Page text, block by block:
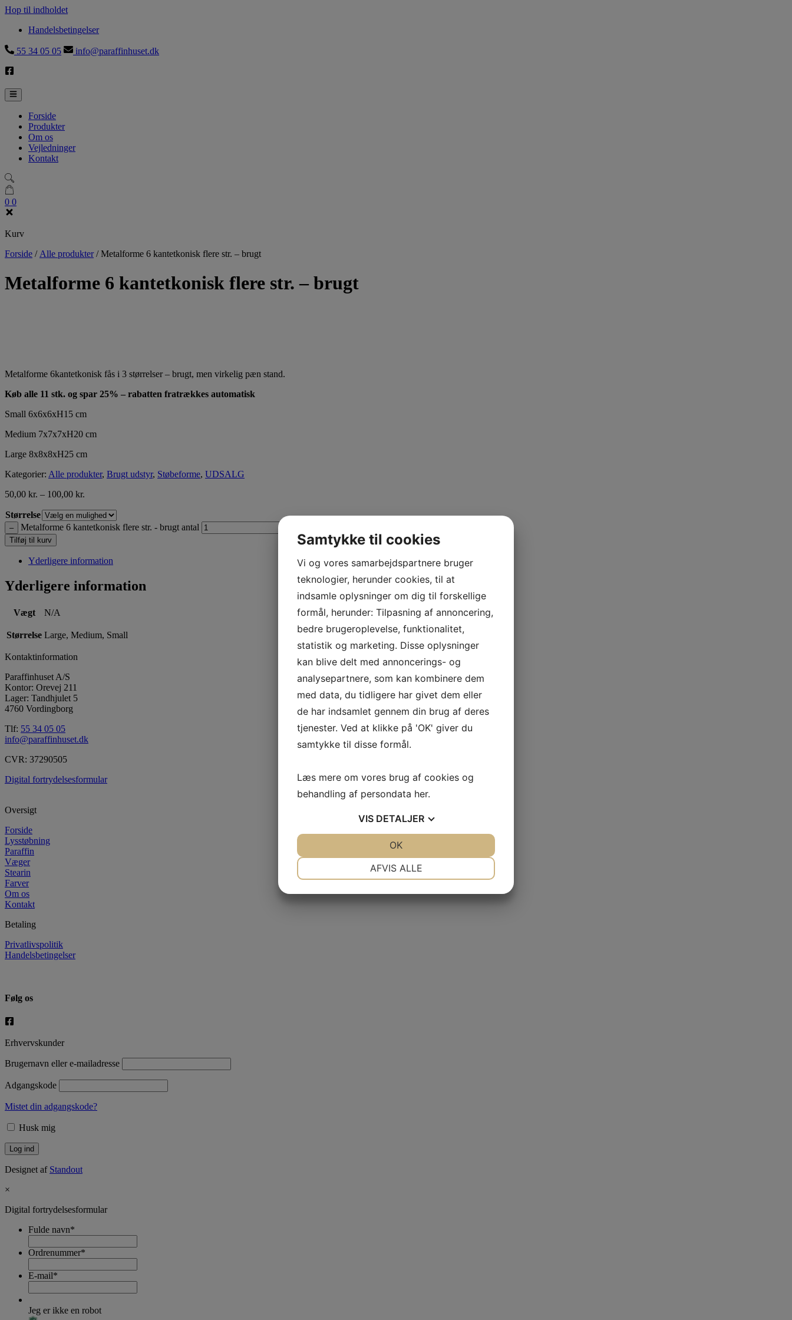
Hop til indholdet
Handelsbetingelser
55 34 05 05 info@paraffinhuset.dk
Forside
Produkter
Om os
Vejledninger
Kontakt
0 0
Kurv
Forside / Alle produkter/Metalforme 6 kantetkonisk flere str. – brugt
Metalforme 6 kantetkonisk flere str. – brugt
Metalforme 6kantetkonisk fås i 3 størrelser – brugt, men virkelig pæn stand.
Køb alle 11 stk. og spar 25% – rabatten fratrækkes automatisk
Small 6x6x6xH15 cm
Medium 7x7x7xH20 cm
Large 8x8x8xH25 cm
Kategorier: Alle produkter, Brugt udstyr, Støbeforme, UDSALG
50,00 kr. – 100,00 kr.
Størrelse
– Metalforme 6 kantetkonisk flere str. - brugt antal
Tilføj til kurv
Yderligere information
Yderligere information
Vægt N/A
Størrelse Large, Medium, Small
Kontaktinformation
Paraffinhuset A/S
Kontor: Orevej 211
Lager: Tandhjulet 5
4760 Vordingborg
Tlf: 55 34 05 05
info@paraffinhuset.dk
CVR: 37290505
Digital fortrydelsesformular
Oversigt
Forside
Lysstøbning
Paraffin
Væger
Stearin
Farver
Om os
Kontakt
Betaling
Privatlivspolitik
Handelsbetingelser
Følg os
Erhvervskunder
Brugernavn eller e-mailadresse
Adgangskode
Mistet din adgangskode?
Husk mig
Designet af Standout
×
Digital fortrydelsesformular
Fulde navn*
Ordrenummer*
E-mail*
Jeg er ikke en robot
Samtykke til cookies
Vi og vores samarbejdspartnere bruger
teknologier, herunder cookies, til at
indsamle oplysninger om dig til forskellige
formål, herunder: Tilpasning af annoncering,
bedre brugeroplevelse, funktionalitet,
statistik og marketing. Disse oplysninger
kan blive delt med annoncerings- og
analysepartnere, som kan kombinere dem
med data, du tidligere har givet dem eller
de har indsamlet gennem din brug af deres
tjenester. Ved at klikke på 'OK' giver du
samtykke til disse formål.
Læs mere om vores brug af cookies og
behandling af persondata her.
VIS DETALJER
AFVIS ALLE
OK